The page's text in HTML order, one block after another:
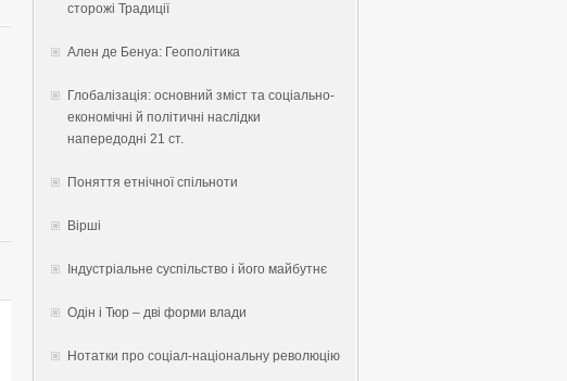
сторожі Традиції
Ален де Бенуа: Геополітика
Глобалізація: основний зміст та соціально-
економічні й політичні наслідки
напередодні 21 ст.
Поняття етнічної спільноти
Вірші
Індустріальне суспільство і його майбутнє
Одін і Тюр – дві форми влади
Нотатки про соціал-національну революцію